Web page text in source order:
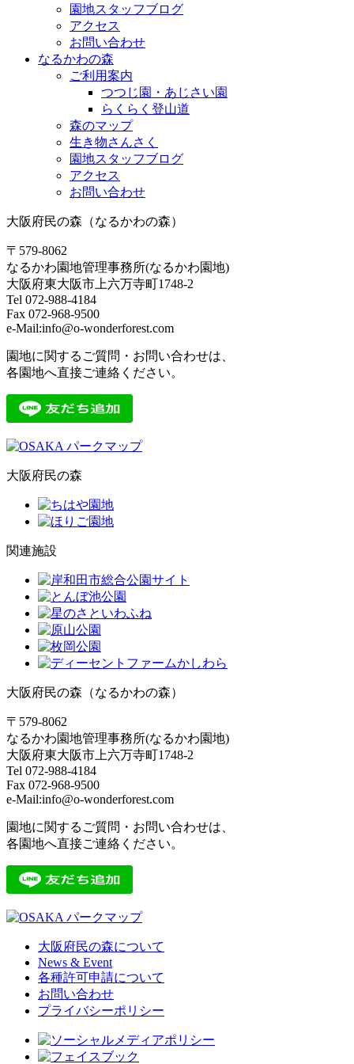
園地スタッフブログ
アクセス
お問い合わせ
なるかわの森
ご利用案内
つつじ園・あじさい園
らくらく登山道
森のマップ
生き物さんさく
園地スタッフブログ
アクセス
お問い合わせ
大阪府民の森（なるかわの森）
〒579-8062
なるかわ園地管理事務所(なるかわ園地)
大阪府東大阪市上六万寺町1748-2
Tel 072-988-4184
Fax 072-968-9500
e-Mail:info@o-wonderforest.com
園地に関するご質問・お問い合わせは、
各園地へ直接ご連絡ください。
大阪府民の森
関連施設
大阪府民の森（なるかわの森）
〒579-8062
なるかわ園地管理事務所(なるかわ園地)
大阪府東大阪市上六万寺町1748-2
Tel 072-988-4184
Fax 072-968-9500
e-Mail:info@o-wonderforest.com
園地に関するご質問・お問い合わせは、
各園地へ直接ご連絡ください。
大阪府民の森について
News & Event
各種許可申請について
お問い合わせ
プライバシーポリシー